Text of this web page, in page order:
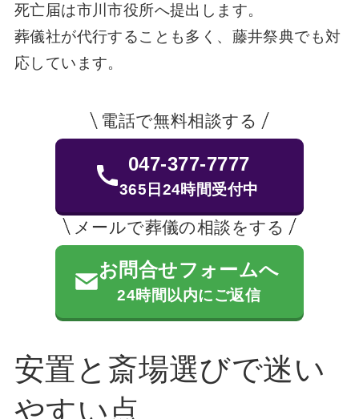
死亡届は市川市役所へ提出します。
葬儀社が代行することも多く、藤井祭典でも対
応しています。
電話で無料相談する
047-377-7777
365日24時間受付中
メールで葬儀の相談をする
お問合せフォームへ
24時間以内にご返信
安置と斎場選びで迷い
やすい点